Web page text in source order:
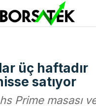
üç haftadır
satıyor
Prime masası